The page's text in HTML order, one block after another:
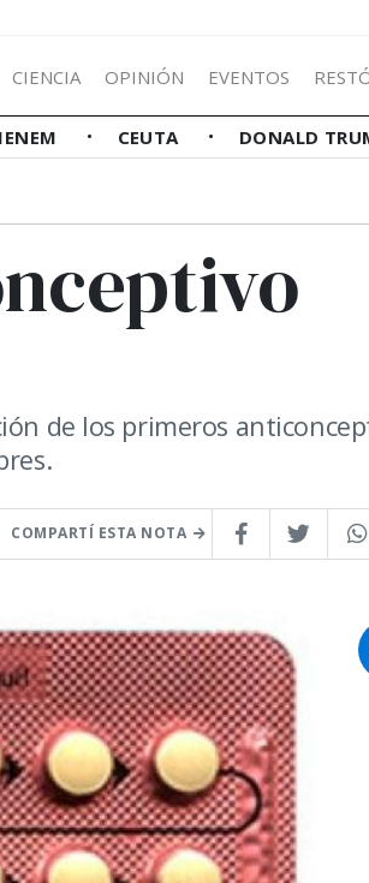
CIENCIA OPINIÓN EVENTOS
CEUTA DONALD
de los primeros
COMPARTÍ ESTA NOTA